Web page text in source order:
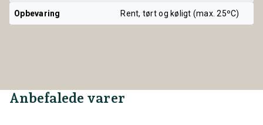
Opbevaring Rent, tørt og køligt (max. 25ºC)
Anbefalede varer